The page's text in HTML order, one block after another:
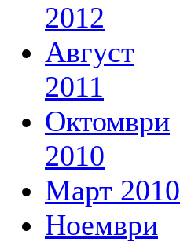
2012
Август
2011
Октомври
2010
Март 2010
Ноември